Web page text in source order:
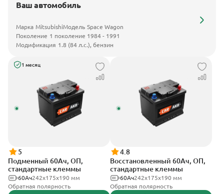
Ваш автомобиль
Марка MitsubishiМодель Space Wagon
Поколение 1 поколение 1984 - 1991
Модификация 1.8 (84 л.с.), бензин
1 месяц
5
Подменный 60Ач, ОП,
стандартные клеммы
242х175х190 мм
60Ач
Обратная полярность
4.8
Восстановленный 60Ач, ОП,
стандартные клеммы
242х175х190 мм
60Ач
Обратная полярность